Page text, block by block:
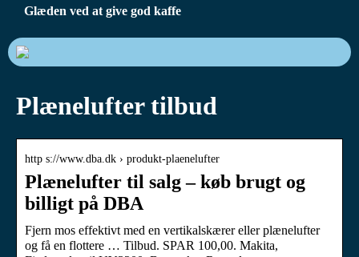
Glæden ved at give god kaffe
Plænelufter tilbud
http s://www.dba.dk › produkt-plaenelufter
Plænelufter til salg – køb brugt og
billigt på DBA
Fjern mos effektivt med en vertikalskærer eller plænelufter
og få en flottere … Tilbud. SPAR 100,00. Makita,